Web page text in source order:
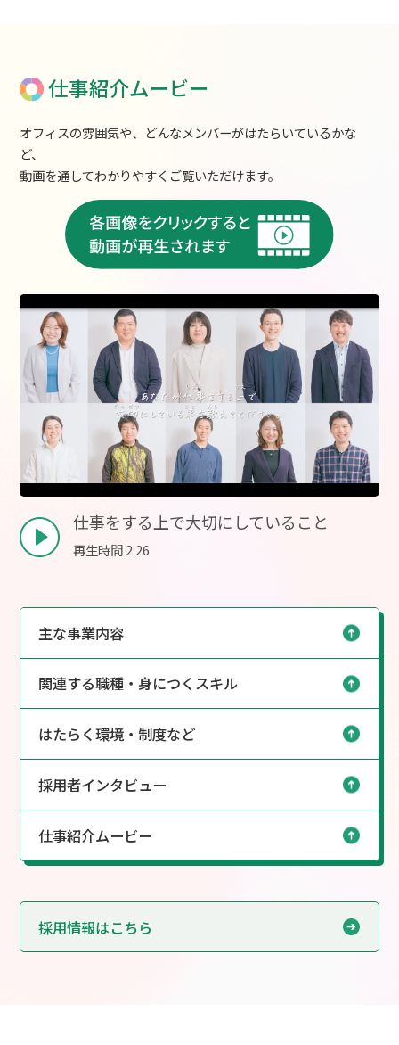
仕事紹介ムービー
オフィスの雰囲気や、どんなメンバーがはたらいているかな
ど、
動画を通してわかりやすくご覧いただけます。
仕事をする上で大切にしていること
再生時間 2:26
主な事業内容
関連する職種・身につくスキル
はたらく環境・制度など
採用者インタビュー
仕事紹介ムービー
採用情報はこちら